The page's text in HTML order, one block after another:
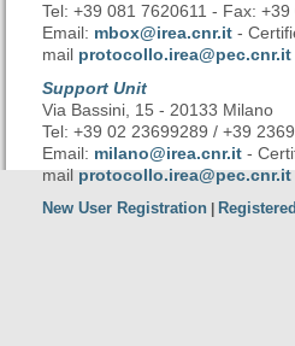
Tel: +39 081 7620611 - Fax:
Email: mbox@irea.cnr.it -
mail protocollo.irea@pec.cnr.it
Support Unit
Via Bassini, 15 - 20133 Milano
Tel: +39 02 23699289 / +39
Email: milano@irea.cnr.it -
mailprotocollo.irea@pec.cnr.it
New User Registration